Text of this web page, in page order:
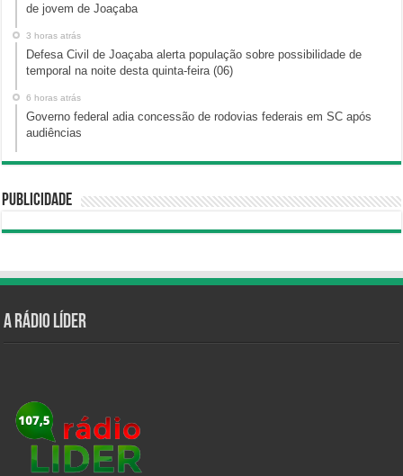
de jovem de Joaçaba
3 horas atrás
Defesa Civil de Joaçaba alerta população sobre possibilidade de
temporal na noite desta quinta-feira (06)
6 horas atrás
Governo federal adia concessão de rodovias federais em SC após
audiências
Publicidade
A Rádio Líder